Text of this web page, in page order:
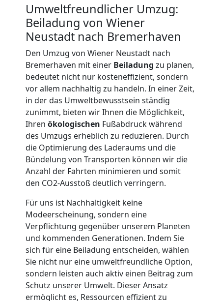
Umweltfreundlicher Umzug:
Beiladung von Wiener
Neustadt nach Bremerhaven
Den Umzug von Wiener Neustadt nach
Bremerhaven mit einer Beiladung zu planen,
bedeutet nicht nur kosteneffizient, sondern
vor allem nachhaltig zu handeln. In einer Zeit,
in der das Umweltbewusstsein ständig
zunimmt, bieten wir Ihnen die Möglichkeit,
Ihren ökologischen Fußabdruck während
des Umzugs erheblich zu reduzieren. Durch
die Optimierung des Laderaums und die
Bündelung von Transporten können wir die
Anzahl der Fahrten minimieren und somit
den CO2-Ausstoß deutlich verringern.
Für uns ist Nachhaltigkeit keine
Modeerscheinung, sondern eine
Verpflichtung gegenüber unserem Planeten
und kommenden Generationen. Indem Sie
sich für eine Beiladung entscheiden, wählen
Sie nicht nur eine umweltfreundliche Option,
sondern leisten auch aktiv einen Beitrag zum
Schutz unserer Umwelt. Dieser Ansatz
ermöglicht es, Ressourcen effizient zu
Neustadt
Kunsttransport
Wiener
Neustadt
Umzug
Wiener
Neustadt
Mann